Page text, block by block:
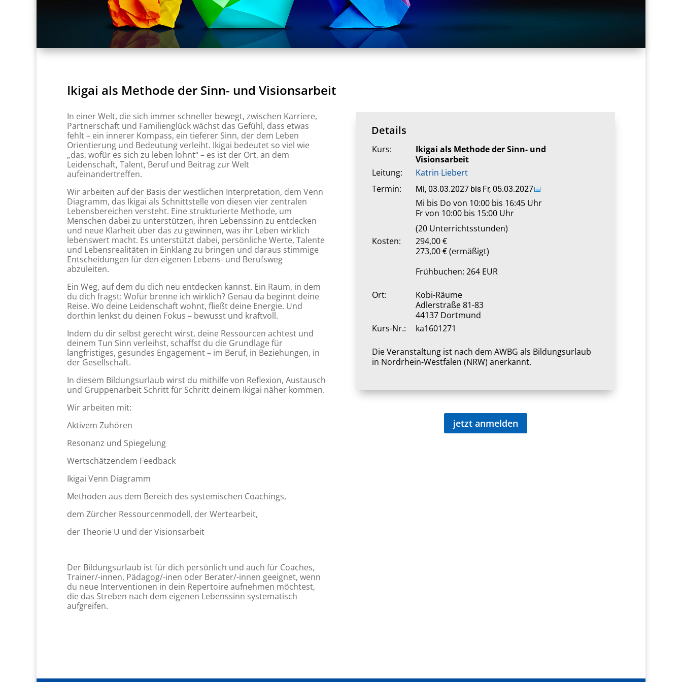
Ikigai als Methode der Sinn- und Visionsarbeit
In einer Welt, die sich immer schneller bewegt, zwischen Karriere,
Partnerschaft und Familienglück wächst das Gefühl, dass etwas
fehlt – ein innerer Kompass, ein tieferer Sinn, der dem Leben
Orientierung und Bedeutung verleiht. Ikigai bedeutet so viel wie
„das, wofür es sich zu leben lohnt“ – es ist der Ort, an dem
Leidenschaft, Talent, Beruf und Beitrag zur Welt
aufeinandertreffen.
Wir arbeiten auf der Basis der westlichen Interpretation, dem Venn
Diagramm, das Ikigai als Schnittstelle von diesen vier zentralen
Lebensbereichen versteht. Eine strukturierte Methode, um
Menschen dabei zu unterstützen, ihren Lebenssinn zu entdecken
und neue Klarheit über das zu gewinnen, was ihr Leben wirklich
lebenswert macht. Es unterstützt dabei, persönliche Werte, Talente
und Lebensrealitäten in Einklang zu bringen und daraus stimmige
Entscheidungen für den eigenen Lebens- und Berufsweg
abzuleiten.
Ein Weg, auf dem du dich neu entdecken kannst. Ein Raum, in dem
du dich fragst: Wofür brenne ich wirklich? Genau da beginnt deine
Reise. Wo deine Leidenschaft wohnt, fließt deine Energie. Und
dorthin lenkst du deinen Fokus – bewusst und kraftvoll.
Indem du dir selbst gerecht wirst, deine Ressourcen achtest und
deinem Tun Sinn verleihst, schaffst du die Grundlage für
langfristiges, gesundes Engagement – im Beruf, in Beziehungen, in
der Gesellschaft.
In diesem Bildungsurlaub wirst du mithilfe von Reflexion, Austausch
und Gruppenarbeit Schritt für Schritt deinem Ikigai näher kommen.
Wir arbeiten mit:
Aktivem Zuhören
Resonanz und Spiegelung
Wertschätzendem Feedback
Ikigai Venn Diagramm
Methoden aus dem Bereich des systemischen Coachings,
dem Zürcher Ressourcenmodell, der Wertearbeit,
der Theorie U und der Visionsarbeit
Der Bildungsurlaub ist für dich persönlich und auch für Coaches,
Trainer/-innen, Pädagog/-inen oder Berater/-innen geeignet, wenn
du neue Interventionen in dein Repertoire aufnehmen möchtest,
die das Streben nach dem eigenen Lebenssinn systematisch
aufgreifen.
Details
Kurs:
Ikigai als Methode der Sinn- und
Visionsarbeit
Leitung:
Katrin Liebert
Termin:
Mi, 03.03.2027 bis Fr, 05.03.2027📅
Mi bis Do von 10:00 bis 16:45 Uhr
Fr von 10:00 bis 15:00 Uhr
(20 Unterrichtsstunden)
Kosten:
294,00 €
273,00 € (ermäßigt)
Frühbuchen: 264 EUR
Ort:
Kobi-Räume
Adlerstraße 81-83
44137 Dortmund
Kurs-Nr.:
ka1601271
Die Veranstaltung ist nach dem AWBG als Bildungsurlaub
in Nordrhein-Westfalen (NRW) anerkannt.
jetzt anmelden